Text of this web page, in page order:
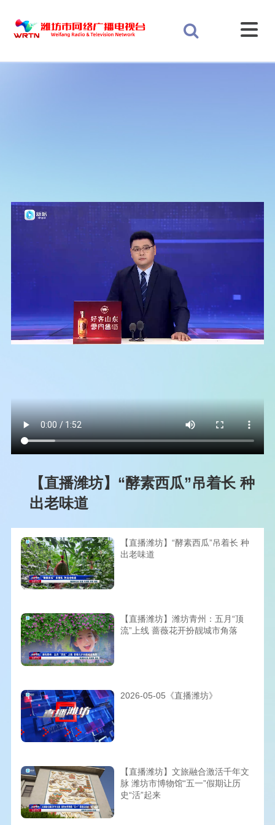
【直播潍坊】“酵素西瓜”吊着长 种
出老味道
【直播潍坊】“酵素西瓜”吊着长 种
出老味道
【直播潍坊】潍坊青州：五月“顶
流”上线 蔷薇花开扮靓城市角落
2026-05-05《直播潍坊》
【直播潍坊】文旅融合激活千年文
脉 潍坊市博物馆“五一”假期让历
史“活”起来